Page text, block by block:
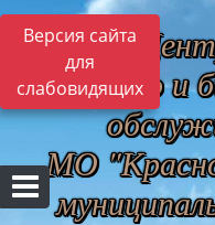
Версия сайта
для
слабовидящих
МБУ
музейного и
МО